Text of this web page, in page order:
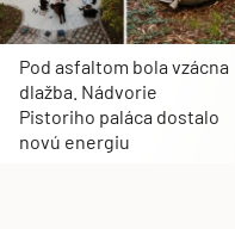
Pod asfaltom bola vzácna
dlažba. Nádvorie
Pistoriho paláca dostalo
novú energiu